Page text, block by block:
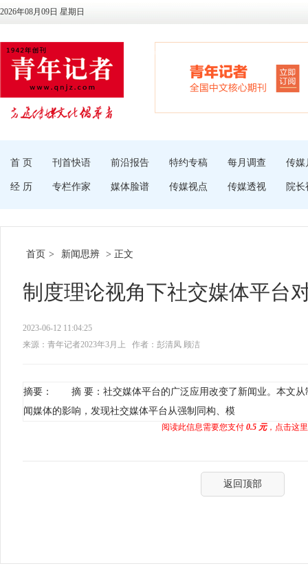
2026年08月09日 星期日
首 页 刊首快语 前沿报告 特约专稿 每月调查 传媒
经 历 专栏作家 媒体脸谱 传媒视点 传媒透视 院长
首页 > 新闻思辨 > 正文
制度理论视角下社交媒体平台
2023-06-12 11:04:25
来源：青年记者2023年3月上
作者：彭清凤 顾洁
摘要： 摘 要：社交媒体平台的广泛应用改变了新闻业。本文从
闻媒体的影响，发现社交媒体平台从强制同构、模
阅读此信息需要您支付 0.5 元，点击这
返回顶部